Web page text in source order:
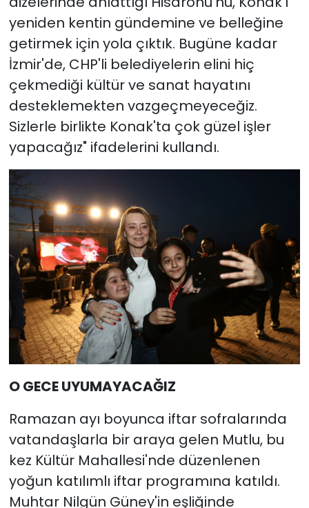
yeniden kentin gündemine ve belleğine
getirmek için yola çıktık. Bugüne kadar
İzmir'de, CHP'li belediyelerin elini hiç
çekmediği kültür ve sanat hayatını
desteklemekten vazgeçmeyeceğiz.
Sizlerle birlikte Konak'ta çok güzel işler
yapacağız" ifadelerini kullandı.
O GECE UYUMAYACAĞIZ
Ramazan ayı boyunca iftar sofralarında
vatandaşlarla bir araya gelen Mutlu, bu
kez Kültür Mahallesi'nde düzenlenen
yoğun katılımlı iftar programına katıldı.
Muhtar Nilgün Güney'in eşliğinde